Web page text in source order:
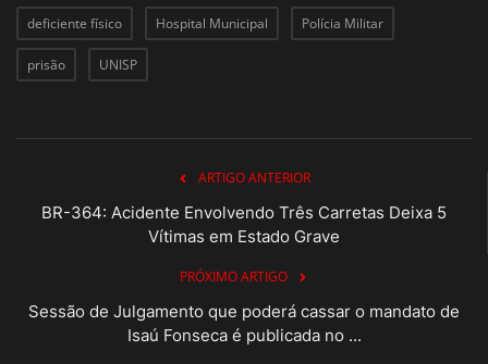
deficiente físico Hospital Municipal Polícia Militar
prisão UNISP
ARTIGO ANTERIOR
BR-364: Acidente Envolvendo Três Carretas Deixa 5
Vítimas em Estado Grave
PRÓXIMO ARTIGO
Sessão de Julgamento que poderá cassar o mandato de
Isaú Fonseca é publicada no ...